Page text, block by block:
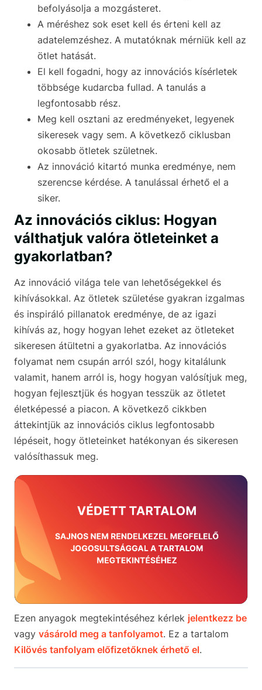
befolyásolja a mozgásteret.
A méréshez sok eset kell és érteni kell az
adatelemzéshez. A mutatóknak mérniük kell az
ötlet hatását.
El kell fogadni, hogy az innovációs kísérletek
többsége kudarcba fullad. A tanulás a
legfontosabb rész.
Meg kell osztani az eredményeket, legyenek
sikeresek vagy sem. A következő ciklusban
okosabb ötletek születnek.
Az innováció kitartó munka eredménye, nem
szerencse kérdése. A tanulással érhető el a
siker.
Az innovációs ciklus: Hogyan
válthatjuk valóra ötleteinket a
gyakorlatban?
Az innováció világa tele van lehetőségekkel és
kihívásokkal. Az ötletek születése gyakran izgalmas
és inspiráló pillanatok eredménye, de az igazi
kihívás az, hogy hogyan lehet ezeket az ötleteket
sikeresen átültetni a gyakorlatba. Az innovációs
folyamat nem csupán arról szól, hogy kitalálunk
valamit, hanem arról is, hogy hogyan valósítjuk meg,
hogyan fejlesztjük és hogyan tesszük az ötletet
életképessé a piacon. A következő cikkben
áttekintjük az innovációs ciklus legfontosabb
lépéseit, hogy ötleteinket hatékonyan és sikeresen
valósíthassuk meg.
Ezen anyagok megtekintéséhez kérlek jelentkezz be
vagy vásárold meg a tanfolyamot. Ez a tartalom
Kilövés tanfolyam előfizetőknek érhető el.